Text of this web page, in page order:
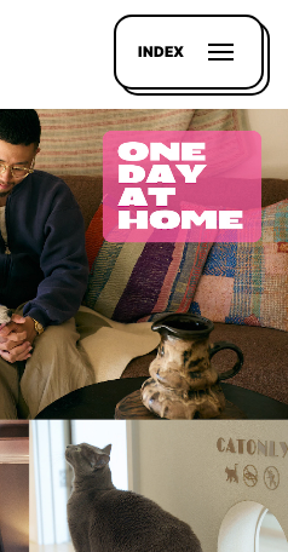
INDEX
記事を
探す
LL
HOUSE
PROJECT